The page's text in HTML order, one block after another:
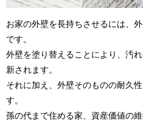
お家の外壁を長持ちさせるには、
です。
外壁を塗り替えることにより、汚
新されます。
それに加え、外壁そのものの耐久
す。
孫の代まで住める家、資産価値の維